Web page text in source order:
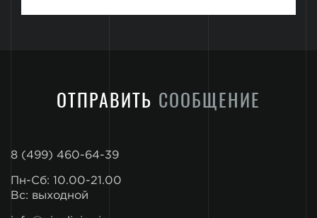
ОТПРАВИТЬ СООБЩЕНИЕ
8 (499) 460-64-39
Пн-Сб: 10.00-21.00
Вс: выходной